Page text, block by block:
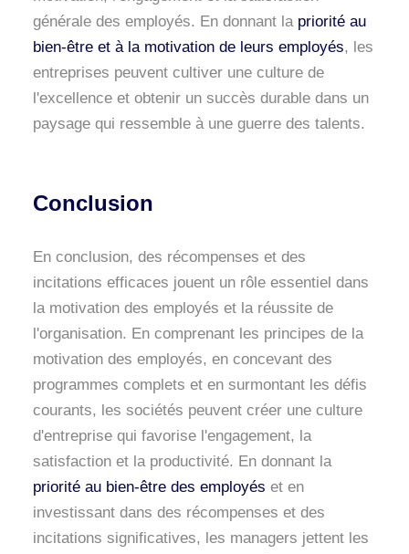
générale des employés. En donnant la priorité au
bien-être et à la motivation de leurs employés, les
entreprises peuvent cultiver une culture de
l'excellence et obtenir un succès durable dans un
paysage qui ressemble à une guerre des talents.
Conclusion
En conclusion, des récompenses et des
incitations efficaces jouent un rôle essentiel dans
la motivation des employés et la réussite de
l'organisation. En comprenant les principes de la
motivation des employés, en concevant des
programmes complets et en surmontant les défis
courants, les sociétés peuvent créer une culture
d'entreprise qui favorise l'engagement, la
satisfaction et la productivité. En donnant la
priorité au bien-être des employés et en
investissant dans des récompenses et des
incitations significatives, les managers jettent les